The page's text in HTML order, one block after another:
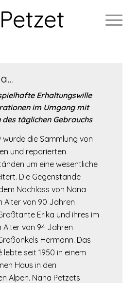
Erhaltungswille
im Umgang mit
des täglichen Gebrauchs
wurde die Sammlung von
und reparierten
um eine wesentliche
Die Gegenstände
Nachlass von Nana
Alter von 90 Jahren
Erika und ihres im
Alter von 94 Jahren
Hermann. Das
lebte seit 1950 in einem
Haus in den
Alpen. Nana Petzets